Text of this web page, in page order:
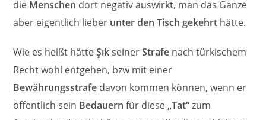
die Menschen dort negativ auswirkt, man das Ganze
aber eigentlich lieber unter den Tisch gekehrt hätte.
Wie es heißt hätteŞıkseinerStrafe nach türkischem
Recht wohl entgehen, bzw mit einer
Bewährungsstrafe davon kommen können, wenn er
öffentlich sein Bedauernfür diese„Tat“zum